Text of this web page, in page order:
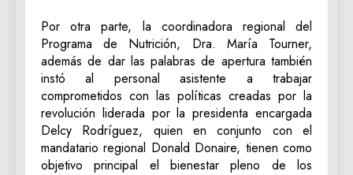
‎Por otra parte, la coordinadora regional del
Programa de Nutrición, Dra. María Tourner,
además de dar las palabras de apertura también
instó al personal asistente a trabajar
comprometidos con las políticas creadas por la
revolución liderada por la presidenta encargada
Delcy Rodríguez, quien en conjunto con el
mandatario regional Donald Donaire, tienen como
objetivo principal el bienestar pleno de los